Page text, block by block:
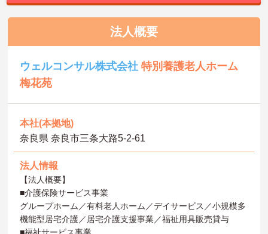
法人概要
ウェルコンサル株式会社特別養護老人ホーム
梅花苑
本社(本拠地)
奈良県 奈良市三条大路5-2-61
法人情報
【法人概要】
■介護保険サービス事業
グループホーム／有料老人ホーム／デイサービス／小規模多
機能型居宅介護／居宅介護支援事業／福祉用具販売貸与
■福祉サービス事業